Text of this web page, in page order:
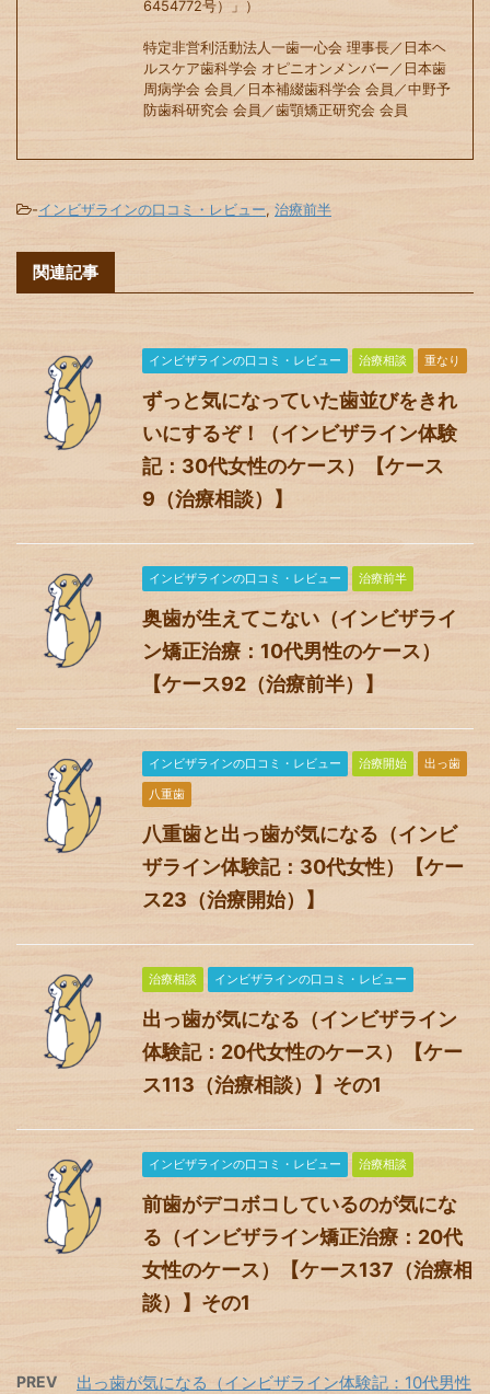
6454772号）」）
特定非営利活動法人一歯一心会 理事長／日本ヘ
ルスケア歯科学会 オピニオンメンバー／日本歯
周病学会 会員／日本補綴歯科学会 会員／中野予
防歯科研究会 会員／歯顎矯正研究会 会員
-インビザラインの口コミ・レビュー, 治療前半
関連記事
インビザラインの口コミ・レビュー 治療相談 重なり
ずっと気になっていた歯並びをきれ
いにするぞ！（インビザライン体験
記：30代女性のケース）【ケース
9（治療相談）】
インビザラインの口コミ・レビュー 治療前半
奥歯が生えてこない（インビザライ
ン矯正治療：10代男性のケース）
【ケース92（治療前半）】
インビザラインの口コミ・レビュー 治療開始
出っ歯
八重歯
八重歯と出っ歯が気になる（インビ
ザライン体験記：30代女性）【ケー
ス23（治療開始）】
治療相談 インビザラインの口コミ・レビュー
出っ歯が気になる（インビザライン
体験記：20代女性のケース）【ケー
ス113（治療相談）】その1
インビザラインの口コミ・レビュー 治療相談
前歯がデコボコしているのが気にな
る（インビザライン矯正治療：20代
女性のケース）【ケース137（治療相
談）】その1
PREV
出っ歯が気になる（インビザライン体験記：10代男性